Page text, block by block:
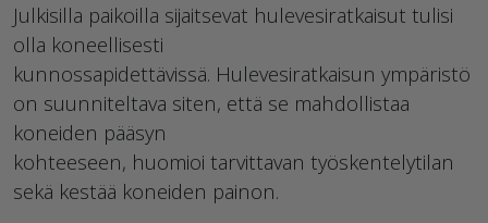
Julkisilla paikoilla sijaitsevat hulevesiratkaisut tulisi
olla koneellisesti
kunnossapidettävissä. Hulevesiratkaisun ympäristö
on suunniteltava siten, että se mahdollistaa
koneiden pääsyn
kohteeseen, huomioi tarvittavan työskentelytilan
sekä kestää koneiden painon.